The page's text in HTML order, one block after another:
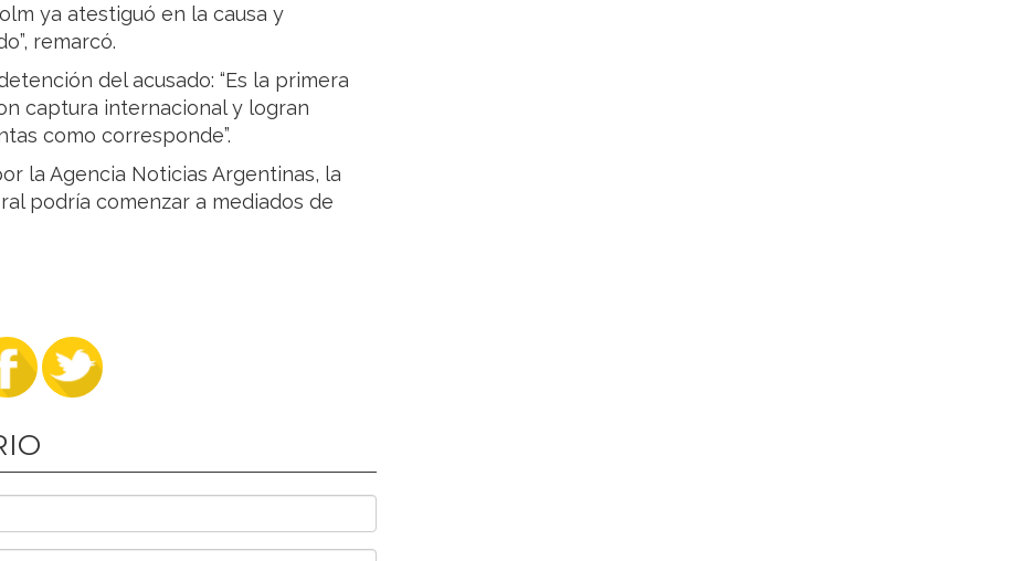
ya atestiguó en la causa y
remarcó.
del acusado: “Es la primera
captura internacional y logran
como corresponde”.
la Agencia Noticias Argentinas, la
podría comenzar a mediados de